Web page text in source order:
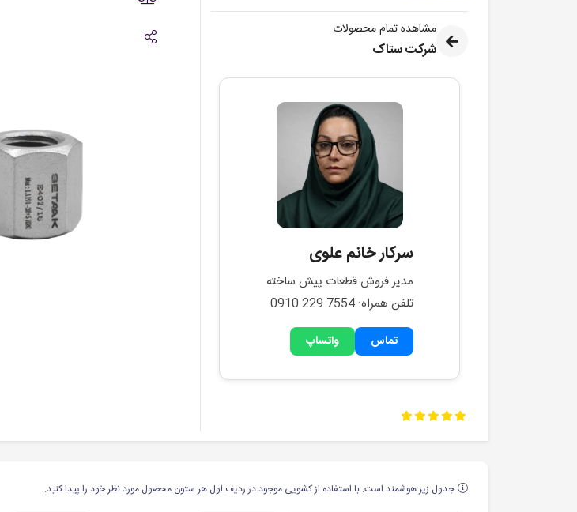
مشاهده تمام محصولات
شرکت ستاک
سرکار خانم علوی
مدیر فروش قطعات پیش ساخته
تلفن همراه: 0910 229 7554
تماس واتساپ
جدول زیر هوشمند است. با استفاده از کشویی موجود در ردیف اول هر ستون محصول مورد نظر خود را پیدا کنید.